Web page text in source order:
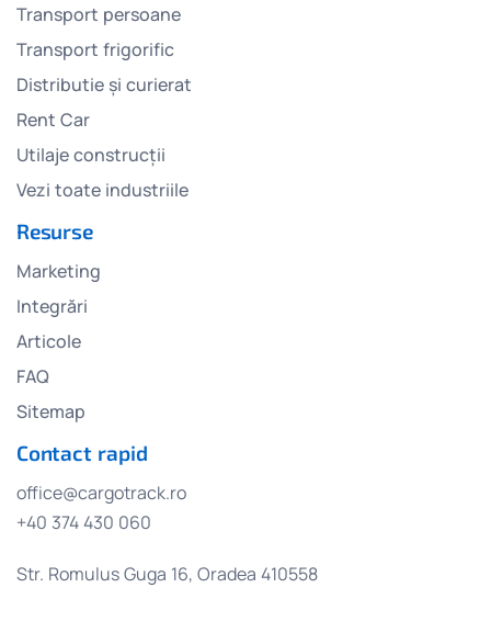
Transport persoane
Transport frigorific
Distributie și curierat
Rent Car
Utilaje construcții
Vezi toate industriile
Resurse
Marketing
Integrări
Articole
FAQ
Sitemap
Contact rapid
office@cargotrack.ro
+40 374 430 060
Str. Romulus Guga 16, Oradea 410558